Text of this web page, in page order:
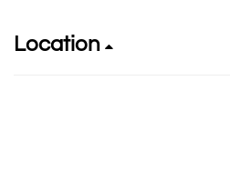
Location